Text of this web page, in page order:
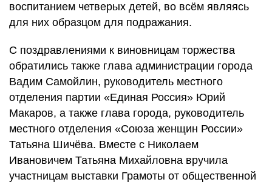
воспитанием четверых детей, во всём являясь
для них образцом для подражания.
С поздравлениями к виновницам торжества
обратились также глава администрации города
Вадим Самойлин, руководитель местного
отделения партии «Единая Россия» Юрий
Макаров, а также глава города, руководитель
местного отделения «Союза женщин России»
Татьяна Шичёва. Вместе с Николаем
Ивановичем Татьяна Михайловна вручила
участницам выставки Грамоты от общественной